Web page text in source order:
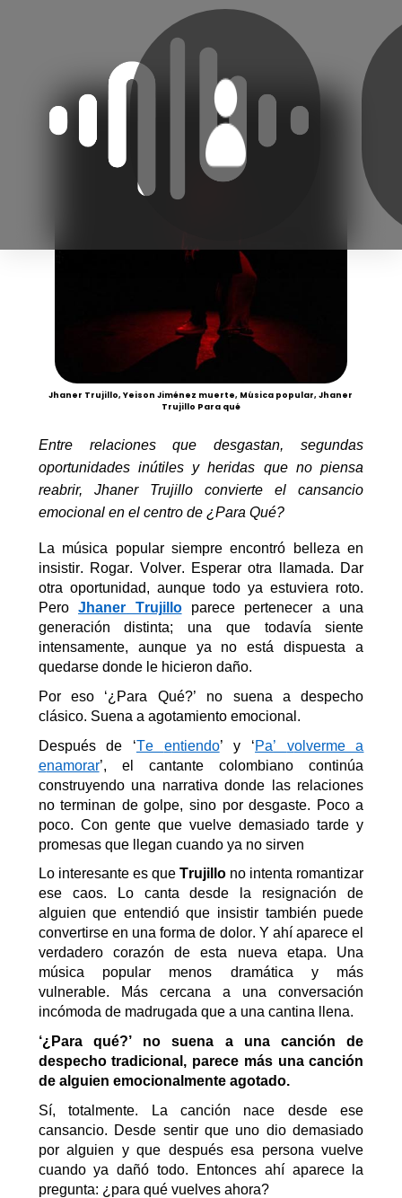
Jhaner Trujillo, Yeison Jiménez muerte, Música popular, Jhaner
Trujillo Para qué
Entre relaciones que desgastan, segundas
oportunidades inútiles y heridas que no piensa
reabrir, JhanerTrujillo convierte el cansancio
emocional en el centro de ¿Para Qué?
La música popular siempre encontró belleza en
insistir. Rogar. Volver. Esperar otra llamada. Dar
otra oportunidad, aunque todo ya estuviera roto.
PeroJhaner Trujilloparece pertenecer a una
generación distinta; una que todavía siente
intensamente, aunque ya no está dispuesta a
quedarse donde le hicieron daño.
Por eso ‘¿Para Qué?’ no suena a despecho
clásico. Suena a agotamiento emocional.
Después de ‘Te entiendo’ y ‘Pa’ volverme a
enamorar’, el cantante colombiano continúa
construyendo una narrativa donde las relaciones
no terminan de golpe, sino por desgaste. Poco a
poco. Con gente que vuelve demasiado tarde y
promesas que llegan cuando ya no sirven
Lo interesante es queTrujillo no intenta romantizar
ese caos. Lo canta desde la resignación de
alguien que entendió que insistir también puede
convertirse en una forma de dolor. Y ahí aparece el
verdadero corazón de esta nueva etapa. Una
música popular menos dramática y más
vulnerable. Más cercana a una conversación
incómoda de madrugada que a una cantina llena.
‘¿Para qué?’no suena a una canción de
despecho tradicional , parece más una canción
de alguien emocionalmente agotado.
Sí, totalmente. La canción nace desde ese
cansancio. Desde sentir que uno dio demasiado
por alguien y que después esa persona vuelve
cuando ya dañó todo. Entonces ahí aparece la
pregunta: ¿para qué vuelves ahora?